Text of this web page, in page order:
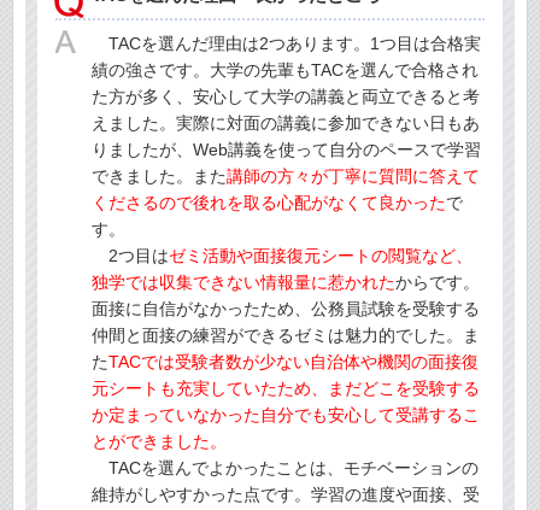
TACを選んだ理由は2つあります。1つ目は合格実
績の強さです。大学の先輩もTACを選んで合格され
た方が多く、安心して大学の講義と両立できると考
えました。実際に対面の講義に参加できない日もあ
りましたが、Web講義を使って自分のペースで学習
できました。また講師の方々が丁寧に質問に答えて
くださるので後れを取る心配がなくて良かったで
す。
2つ目はゼミ活動や面接復元シートの閲覧など、
独学では収集できない情報量に惹かれたからです。
面接に自信がなかったため、公務員試験を受験する
仲間と面接の練習ができるゼミは魅力的でした。ま
たTACでは受験者数が少ない自治体や機関の面接復
元シートも充実していたため、まだどこを受験する
か定まっていなかった自分でも安心して受講するこ
とができました。
TACを選んでよかったことは、モチベーションの
維持がしやすかった点です。学習の進度や面接、受